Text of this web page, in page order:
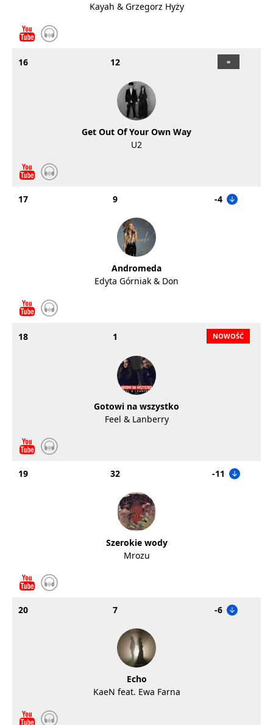
Kayah & Grzegorz Hyży
16 12
Get Out Of Your Own Way
U2
17 9 -4
Andromeda
Edyta Górniak & Don
18 1
Gotowi na wszystko
Feel & Lanberry
19 32 -11
Szerokie wody
Mrozu
20 7 -6
Echo
KaeN feat. Ewa Farna